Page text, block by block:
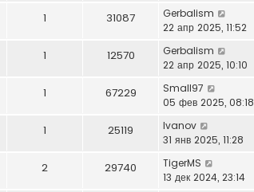
1 31087
Gerbalism
22 апр 2025, 11:52
1 12570
Gerbalism
22 апр 2025, 10:10
1 67229
Small97
05 фев 2025, 08:18
1 25119
Ivanov
31 янв 2025, 11:28
2 29740
TigerMS
13 дек 2024, 23:14